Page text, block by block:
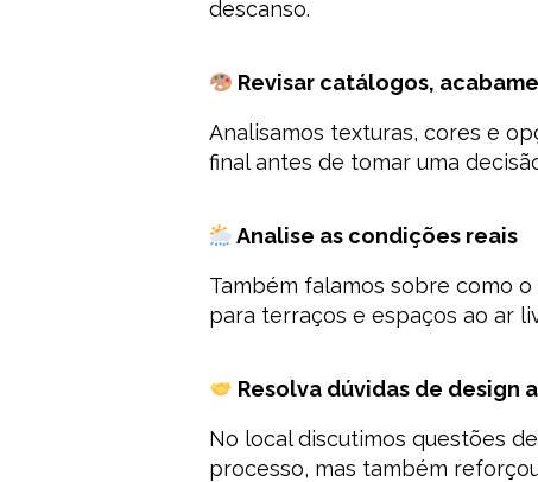
descanso.
Revisar catálogos,
Analisamos texturas, cores e
final antes de tomar uma
Analise as condições reais
Também falamos sobre como
para terraços e espaços ao ar
Resolva dúvidas de design
No local discutimos questões
processo, mas também